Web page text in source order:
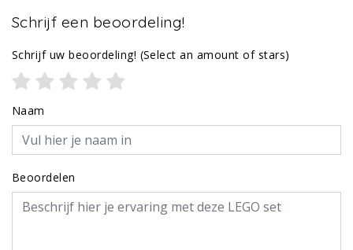
Schrijf een beoordeling!
Schrijf uw beoordeling! (Select an amount of stars)
Naam
Beoordelen